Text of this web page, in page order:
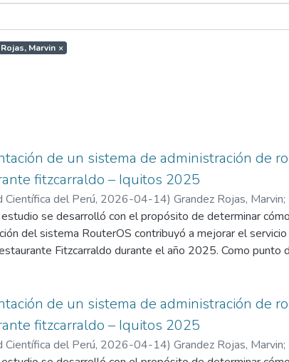
Marvin ×
de un sistema de administración de
fitzcarraldo – Iquitos 2025
Científica del Perú, 2026-04-14)Grandez Rojas, Marvin;
se desarrolló con el propósito de determinar
del sistema RouterOS contribuyó a mejorar el
Fitzcarraldo durante el año 2025. Como punto
con una velocidad de navegación limitada,
servicio, escaso control sobre los usuarios conectados
con la seguridad. La presente investigación uso un
con un diseño no experimental y longitudinal. La
por 27 participantes entre clientes y trabajadores del
de un sistema de administración de
fitzcarraldo – Iquitos 2025
Científica del Perú, 2026-04-14)Grandez Rojas, Marvin;